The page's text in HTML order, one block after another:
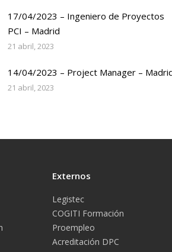
17/04/2023 – Ingeniero de Proyectos
PCI – Madrid
21 abril, 2023
14/04/2023 – Project Manager –
21 abril, 2023
Externos
Legistec
COGITI Formación
Proempleo
Acreditación DPC